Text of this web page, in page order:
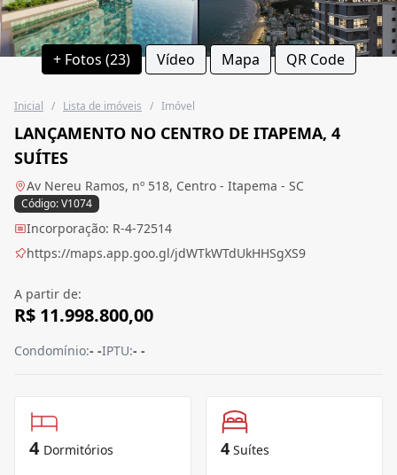
+ Fotos (23) Vídeo Mapa QR Code
Inicial / Lista de imóveis / Imóvel
LANÇAMENTO NO CENTRO DE ITAPEMA, 4
SUÍTES
Av Nereu Ramos, nº 518, Centro - Itapema - SC
Código: V1074
Incorporação: R-4-72514
https://maps.app.goo.gl/jdWTkWTdUkHHSgXS9
A partir de:
R$ 11.998.800,00
Condomínio:- -IPTU:- -
4 Dormitórios 4 Suítes